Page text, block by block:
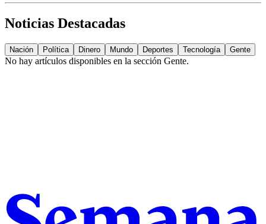
Noticias Destacadas
Nación Política Dinero Mundo Deportes Tecnología Gente
No hay artículos disponibles en la sección Gente.